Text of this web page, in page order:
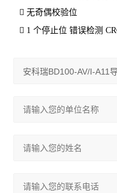
无奇偶校验位
 1个停止位错误检测